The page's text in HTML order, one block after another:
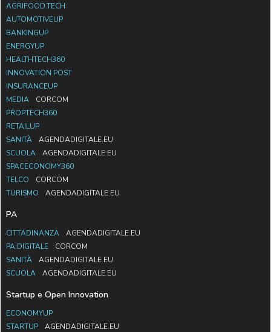
AGRIFOOD.TECH
AUTOMOTIVEUP
BANKINGUP
ENERGYUP
HEALTHTECH360
INNOVATION POST
INSURANCEUP
MEDIA
CORCOM
PROPTECH360
RETAILUP
SANITÀ
AGENDADIGITALE.EU
SCUOLA
AGENDADIGITALE.EU
SPACECONOMY360
TELCO
CORCOM
TURISMO
AGENDADIGITALE.EU
PA
CITTADINANZA
AGENDADIGITALE.EU
PA DIGITALE
CORCOM
SANITÀ
AGENDADIGITALE.EU
SCUOLA
AGENDADIGITALE.EU
Startup e Open Innovation
ECONOMYUP
STARTUP
AGENDADIGITALE.EU